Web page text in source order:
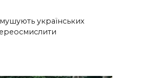
українських